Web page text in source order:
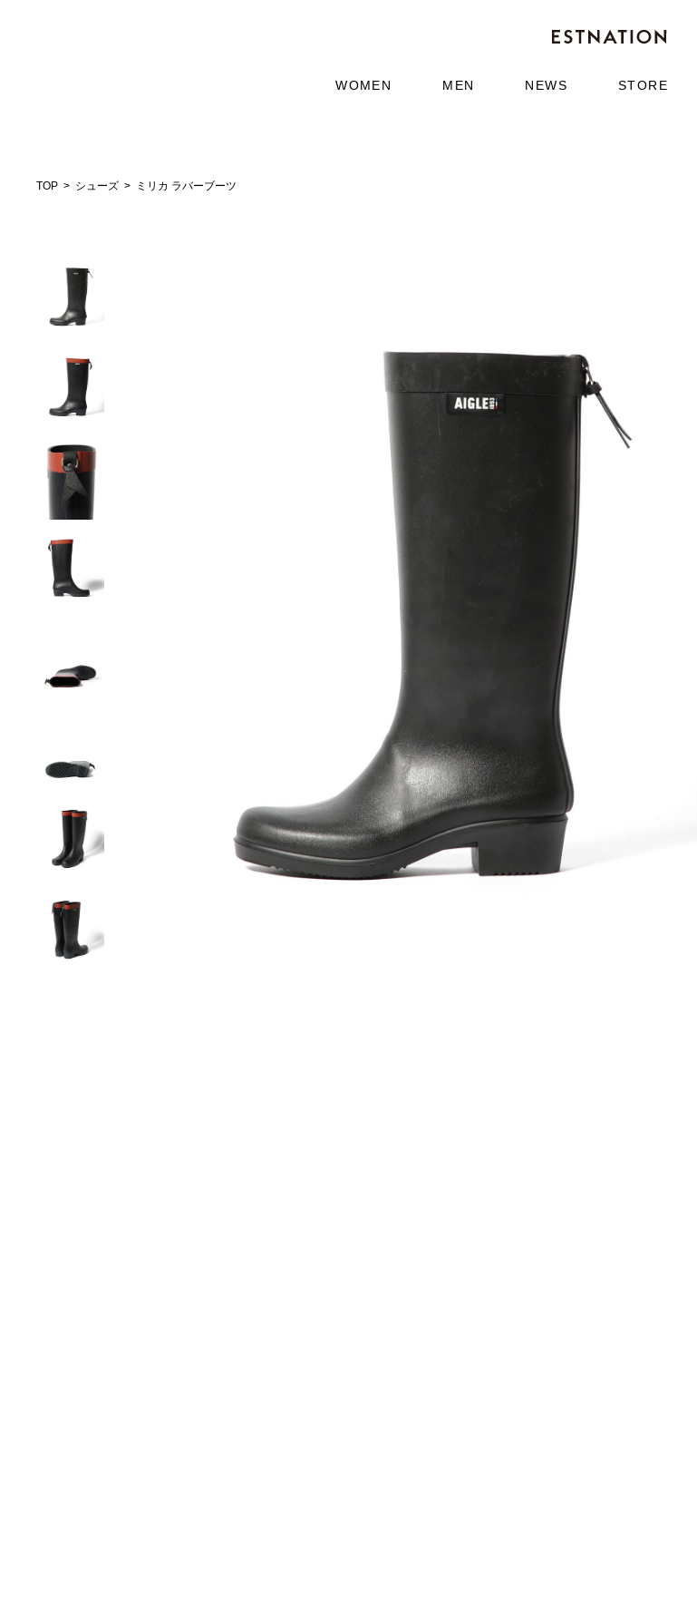
WOMEN MEN NEWS STORE
TOP シューズ ミリカ ラバーブーツ